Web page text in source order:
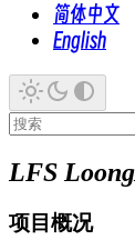
简体中文
English
LFS
项目概况